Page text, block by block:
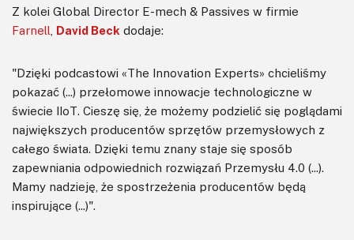
Z kolei Global Director E-mech & Passives w firmie
Farnell David Beck dodaje:
"Dzięki podcastowi «The Innovation Experts» chcieliśmy
pokazać (...) przełomowe innowacje technologiczne w
świecie IIoT. Cieszę się, że możemy podzielić się poglądami
największych producentów sprzętów przemysłowych z
całego świata. Dzięki temu znany staje się sposób
zapewniania odpowiednich rozwiązań Przemysłu 4.0 (...).
Mamy nadzieję, że spostrzeżenia producentów będą
inspirujące (...)".